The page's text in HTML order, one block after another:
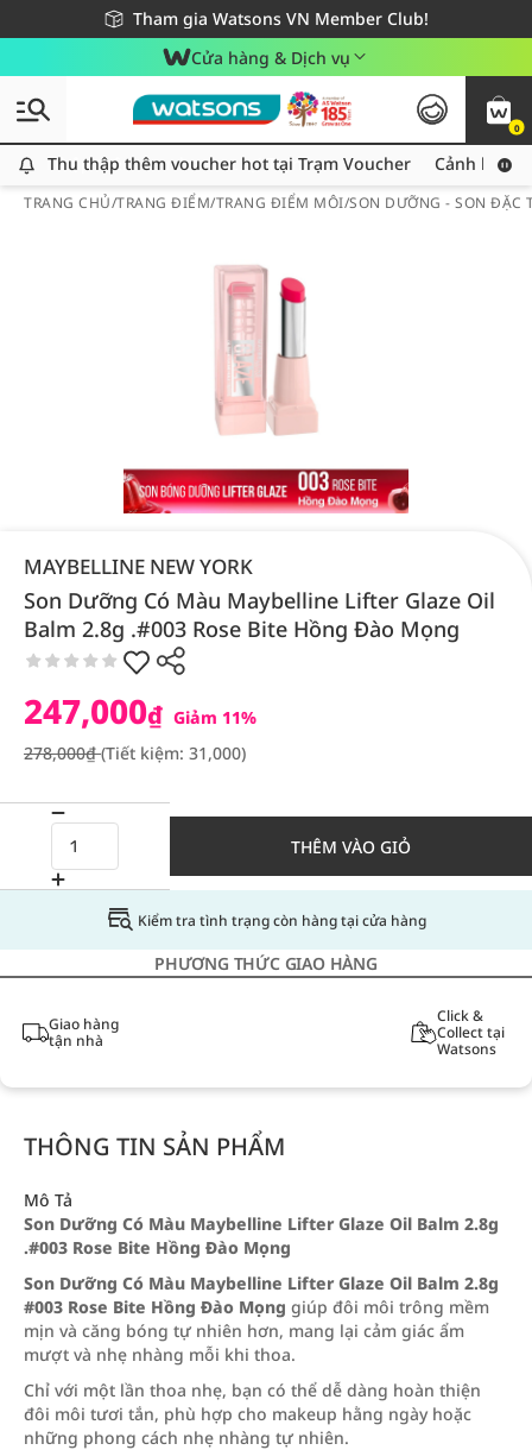
Tham gia Watsons VN Member Club!
Miễn phí giao hàng cho đơn hàng từ 249,000Đ
Giao hàng nhanh 24h - Áp dụng khu vực TP. Hồ Chí Minh
Cửa hàng & Dịch vụ
0
Thu thập thêm voucher hot tại Trạm Voucher
Thu thập thêm voucher hot tại Trạm Voucher Cảnh báo
TRANG CHỦ/TRANG ĐIỂM/TRANG ĐIỂM MÔI/SON DƯỠNG - SON ĐẶC
MAYBELLINE NEW YORK
Son Dưỡng Có Màu Maybelline Lifter Glaze Oil
Balm 2.8g .#003 Rose Bite Hồng Đào Mọng
247,000₫ Giảm 11%
278,000₫(Tiết kiệm: 31,000)
THÊM VÀO GIỎ
Kiểm tra tình trạng còn hàng tại cửa hàng
PHƯƠNG THỨC GIAO HÀNG
Giao hàng
tận nhà
Click &
Collect tại
Watsons
THÔNG TIN SẢN PHẨM
Mô Tả
Son Dưỡng Có Màu Maybelline Lifter Glaze Oil Balm 2.8g
.#003 Rose Bite Hồng Đào Mọng
Son Dưỡng Có Màu Maybelline Lifter Glaze Oil Balm 2.8g
#003 Rose Bite Hồng Đào Mọng giúp đôi môi trông mềm
mịn và căng bóng tự nhiên hơn, mang lại cảm giác ẩm
mượt và nhẹ nhàng mỗi khi thoa.
Chỉ với một lần thoa nhẹ, bạn có thể dễ dàng hoàn thiện
đôi môi tươi tắn, phù hợp cho makeup hằng ngày hoặc
những phong cách nhẹ nhàng tự nhiên.